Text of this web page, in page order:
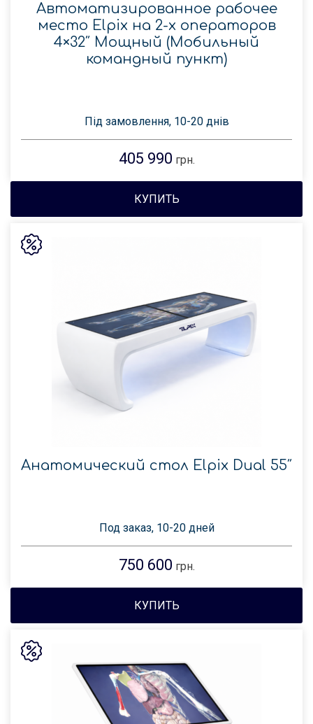
Автоматизированное рабочее
место Elpix на 2-х операторов
4×32″ Мощный (Мобильный
командный пункт)
Під замовлення, 10-20 днів
405 990 грн.
КУПИТЬ
Анатомический стол Elpix Dual 55″
Под заказ, 10-20 дней
750 600 грн.
КУПИТЬ